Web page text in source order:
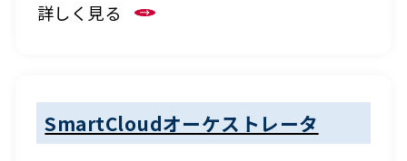
詳しく見る
SmartCloudオーケストレータ